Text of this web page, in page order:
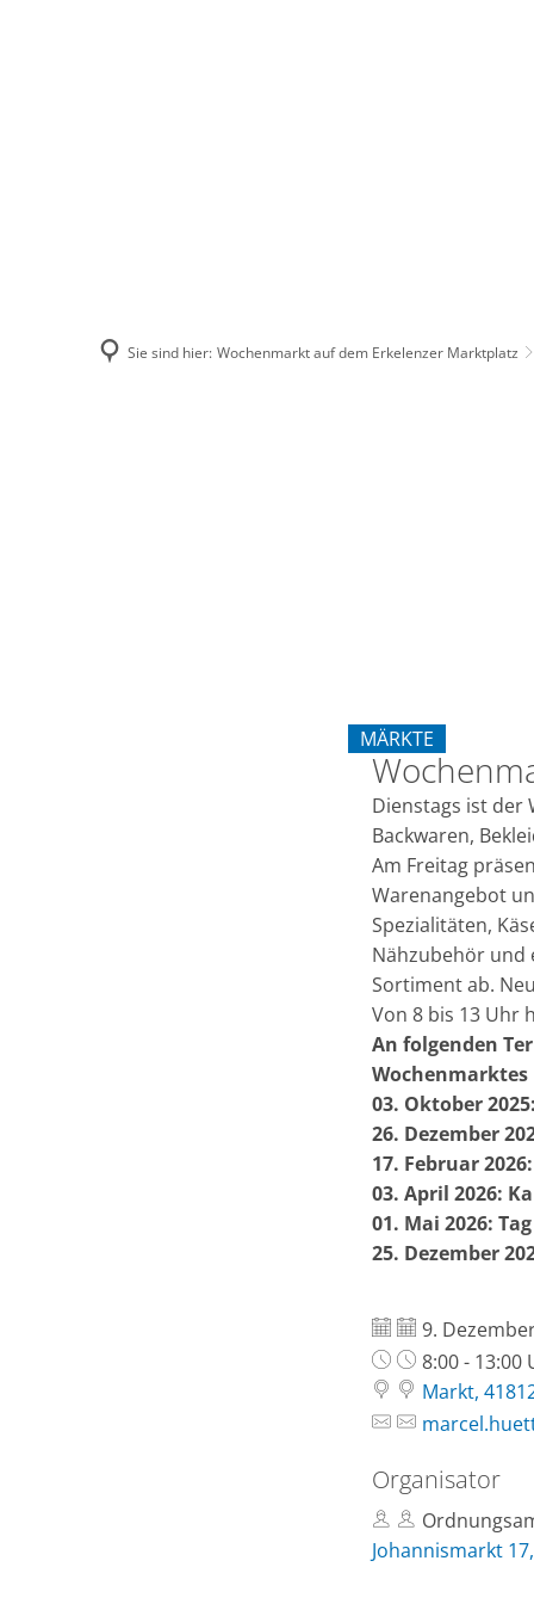
Sie sind hier: Wochenmarkt auf dem Erkelenzer Marktplatz
MÄRKTE
KATEGORIE:
Dienstags ist der
Backwaren,
Am Freitag
Warenangebot
Spezialitäten,
Nähzubehör und
Sortiment ab.
Von 8 bis 13 Uhr
An folgenden
03. Oktober
26. Dezember
17. Februar
03. April 2026:
01. Mai 2026:
25. Dezember
Datum:
9.
Uhrzeit:
8:00 - 13:00
Markt,
Organisator
Johannismarkt